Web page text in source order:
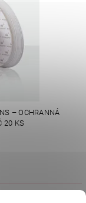
– OCHRANNÁ
20 KS